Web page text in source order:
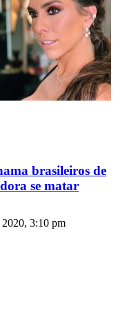
brasileiros de
se matar
3:10 pm